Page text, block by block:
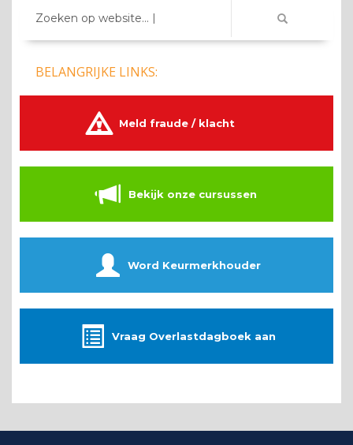
Zoeken op website...
BELANGRIJKE LINKS:
Meld fraude / klacht
Bekijk onze cursussen
Word Keurmerkhouder
Vraag Overlastdagboek aan